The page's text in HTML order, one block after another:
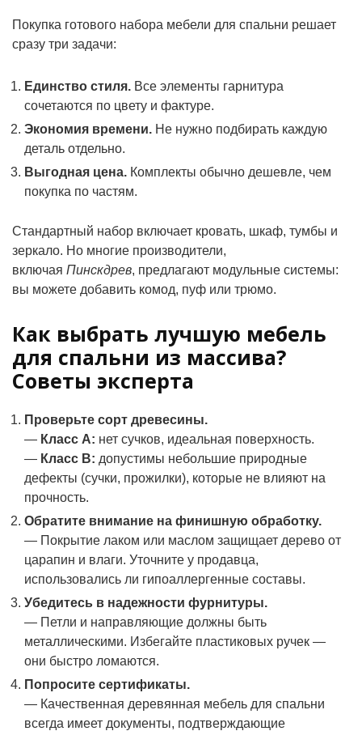
Покупка готового набора мебели для спальни решает
сразу три задачи:
Единство стиля. Все элементы гарнитура
сочетаются по цвету и фактуре.
Экономия времени. Не нужно подбирать каждую
деталь отдельно.
Выгодная цена. Комплекты обычно дешевле, чем
покупка по частям.
Стандартный набор включает кровать, шкаф, тумбы и
зеркало. Но многие производители,
включая Пинскдрев, предлагают модульные системы:
вы можете добавить комод, пуф или трюмо.
Как выбрать лучшую мебель
для спальни из массива?
Советы эксперта
Проверьте сорт древесины.
— Класс А: нет сучков, идеальная поверхность.
— Класс В: допустимы небольшие природные
дефекты (сучки, прожилки), которые не влияют на
прочность.
Обратите внимание на финишную обработку.
— Покрытие лаком или маслом защищает дерево от
царапин и влаги. Уточните у продавца,
использовались ли гипоаллергенные составы.
Убедитесь в надежности фурнитуры.
— Петли и направляющие должны быть
металлическими. Избегайте пластиковых ручек —
они быстро ломаются.
Попросите сертификаты.
— Качественная деревянная мебель для спальни
всегда имеет документы, подтверждающие